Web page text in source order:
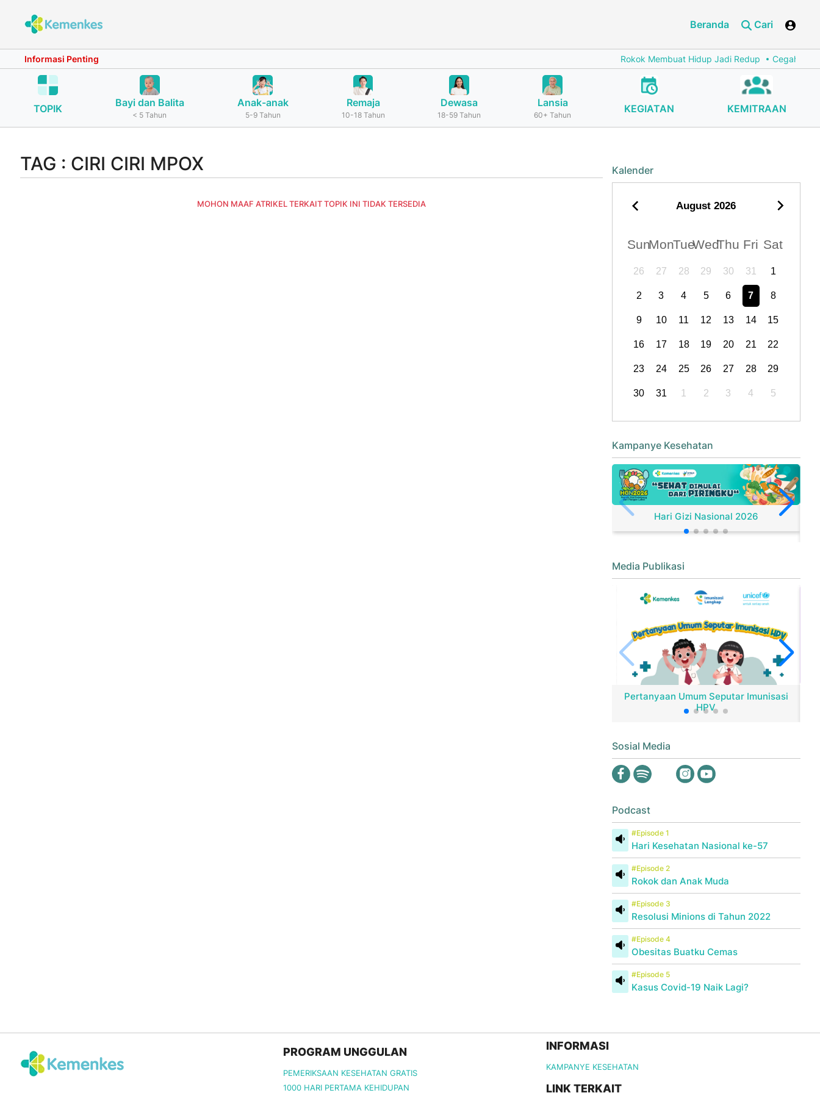
Beranda Cari
Informasi Penting Rokok Membuat Hidup Jadi Redup Cegah Stunting
TOPIK Bayi dan Balita
< 5 Tahun
Anak-anak
5-9 Tahun
Remaja
10-18 Tahun
Dewasa
18-59 Tahun
Lansia
60+ Tahun
KEGIATAN KEMITRAAN
TAG : CIRI CIRI MPOX
MOHON MAAF ATRIKEL TERKAIT TOPIK INI TIDAK TERSEDIA
Kalender
August 2026
SunMonTueWedThu Fri Sat
26 27 28 29 30 31 1
2 3 4 5 6 7 8
9 10 11 12 13 14 15
16 17 18 19 20 21 22
23 24 25 26 27 28 29
30 31 1 2 3 4 5
Kampanye Kesehatan
Hari Gizi Nasional 2026
Media Publikasi
Pertanyaan Umum Seputar Imunisasi
HPV
Sosial Media
Podcast
#Episode 1
Hari Kesehatan Nasional ke-57
#Episode 2
Rokok dan Anak Muda
#Episode 3
Resolusi Minions di Tahun 2022
#Episode 4
Obesitas Buatku Cemas
#Episode 5
Kasus Covid-19 Naik Lagi?
PROGRAM UNGGULAN
PEMERIKSAAN KESEHATAN GRATIS
1000 HARI PERTAMA KEHIDUPAN
INFORMASI
KAMPANYE KESEHATAN
LINK TERKAIT